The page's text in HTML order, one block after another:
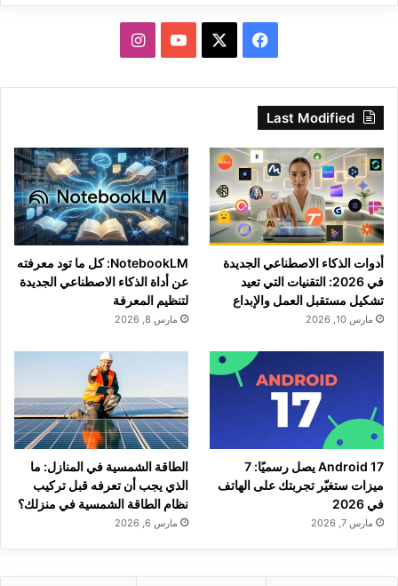
فيسبوك ‫YouTubeانستقرام
Last Modified
أدوات الذكاء الاصطناعي الجديدة
في 2026: التقنيات التي تعيد
تشكيل مستقبل العمل والإبداع
مارس 10, 2026
NotebookLM: كل ما تود معرفته
عن أداة الذكاء الاصطناعي الجديدة
لتنظيم المعرفة
مارس 8, 2026
Android 17 يصل رسميًا: 7
ميزات ستغيّر تجربتك على الهاتف
في 2026
مارس 7, 2026
الطاقة الشمسية في المنازل: ما
الذي يجب أن تعرفه قبل تركيب
نظام الطاقة الشمسية في منزلك؟
مارس 6, 2026